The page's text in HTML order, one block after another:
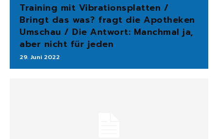
Training mit Vibrationsplatten /
Bringt das was? fragt die Apotheken
Umschau / Die Antwort: Manchmal ja,
aber nicht für jeden
29. Juni 2022